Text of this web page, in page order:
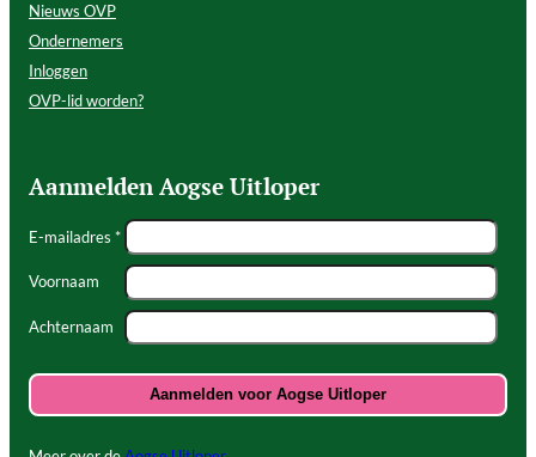
Nieuws OVP
Ondernemers
Inloggen
OVP-lid worden?
Aanmelden Aogse Uitloper
E-mailadres *
Voornaam
Achternaam